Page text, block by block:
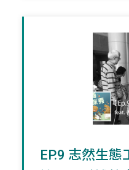
EP.9 志然生